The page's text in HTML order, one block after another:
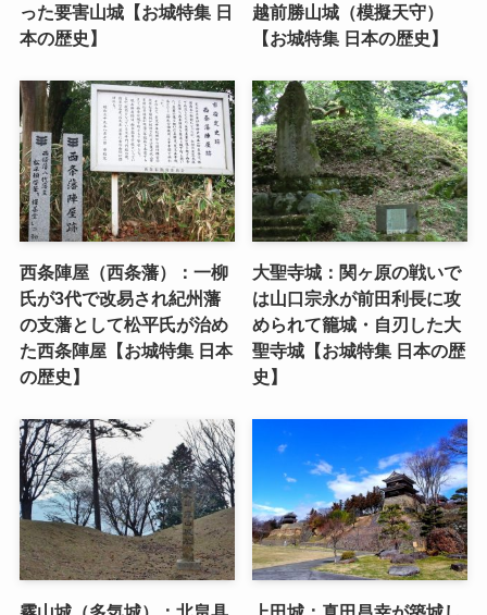
った要害山城【お城特集 日
本の歴史】
越前勝山城（模擬天守）
【お城特集 日本の歴史】
西条陣屋（西条藩）：一柳
氏が3代で改易され紀州藩
の支藩として松平氏が治め
た西条陣屋【お城特集 日本
の歴史】
大聖寺城：関ヶ原の戦いで
は山口宗永が前田利長に攻
められて籠城・自刃した大
聖寺城【お城特集 日本の歴
史】